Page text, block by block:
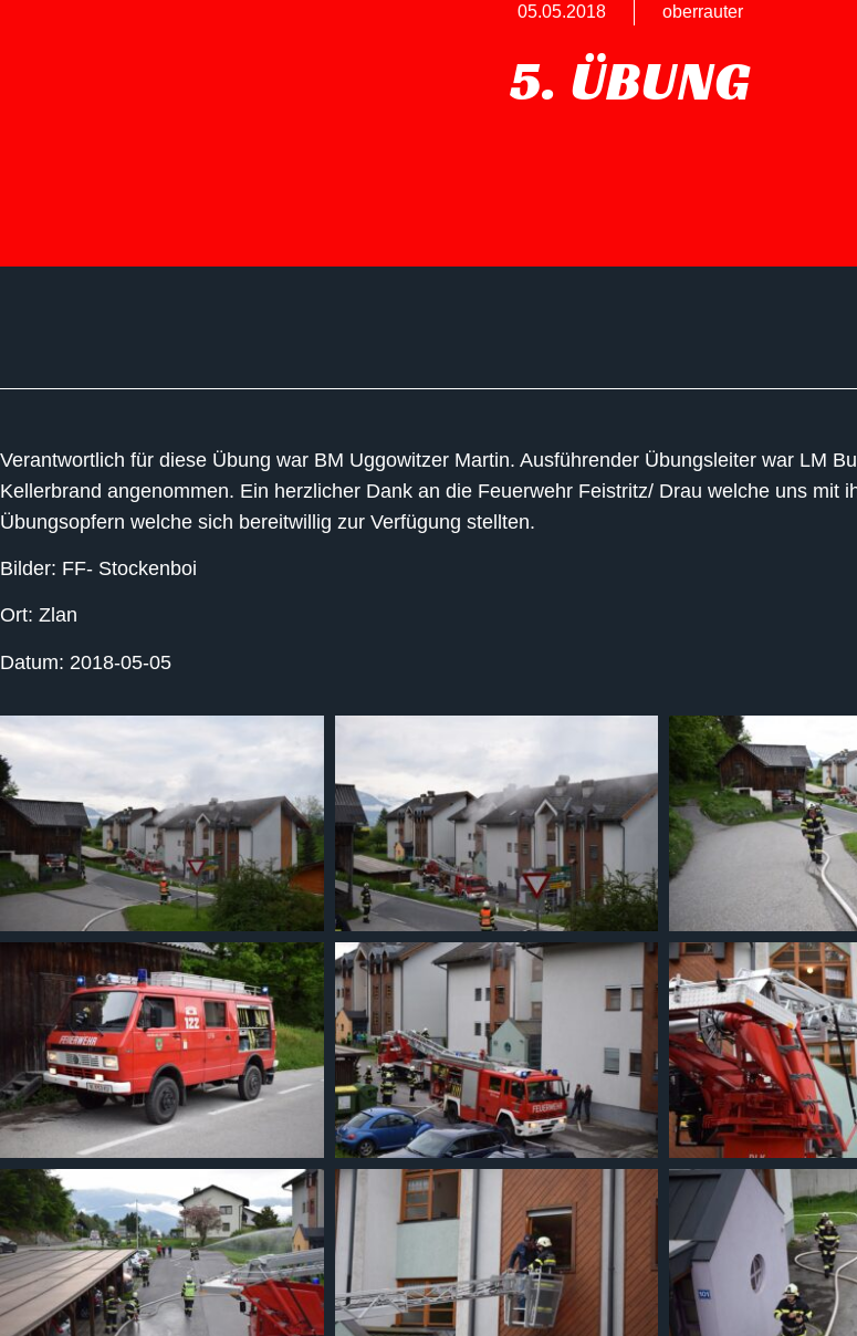
05.05.2018 oberrauter
5. ÜBUNG
Verantwortlich für diese Übung war BM Uggowitzer Martin. Ausführender Übungsleiter war LM
Kellerbrand angenommen. Ein herzlicher Dank an die Feuerwehr Feistritz/ Drau welche uns mit
Übungsopfern welche sich bereitwillig zur Verfügung stellten.
Bilder: FF- Stockenboi
Ort: Zlan
Datum: 2018-05-05